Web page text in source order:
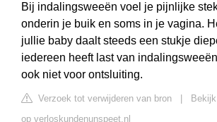
Bij indalingsweeën voel je pijnlijke
onderin je buik en soms in je vagina.
jullie baby daalt steeds een stukje
iedereen heeft last van
ook niet voor ontsluiting.
Verzoek tot verwijderen van bron
op verloskundenunspeet.nl